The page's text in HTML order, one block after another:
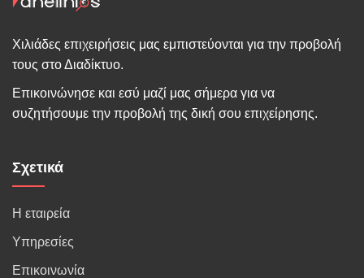
Χιλιάδες επιχειρήσεις μας εμπιστεύονται για την προβολή
τους στο Διαδίκτυο.
Επικοινώνησε και εσύ μαζί μας σήμερα για να
συζητήσουμε την προβολή της δική σου επιχείρησης.
Σχετικά
Η εταιρεία
Υπηρεσίες
Επικοινωνία